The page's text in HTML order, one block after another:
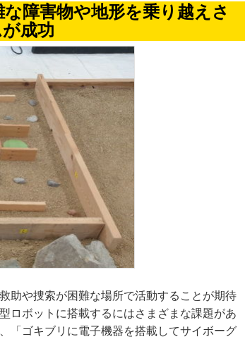
障害物や地形を乗り越えさ
成功
助や捜索が困難な場所で活動することが期待
ロボットに搭載するにはさまざまな課題があ
「ゴキブリに電子機器を搭載してサイボーグ